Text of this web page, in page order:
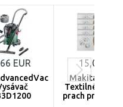
EUR 15,02 EUR
Makita P-
Textilné
prach pre